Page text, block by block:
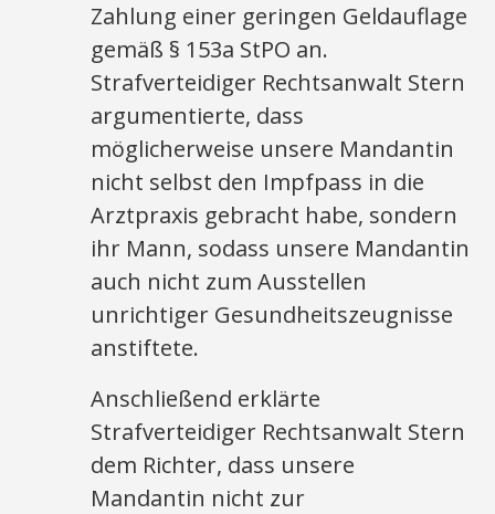
Zahlung einer geringen Geldauflage
gemäß § 153a StPO an.
Strafverteidiger Rechtsanwalt Stern
argumentierte, dass
möglicherweise unsere Mandantin
nicht selbst den Impfpass in die
Arztpraxis gebracht habe, sondern
ihr Mann, sodass unsere Mandantin
auch nicht zum Ausstellen
unrichtiger Gesundheitszeugnisse
anstiftete.
Anschließend erklärte
Strafverteidiger Rechtsanwalt Stern
dem Richter, dass unsere
Mandantin nicht zur